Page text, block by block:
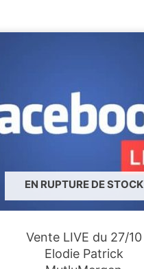
EN RUPTURE DE STOCK
Vente LIVE du 27/10
Elodie Patrick